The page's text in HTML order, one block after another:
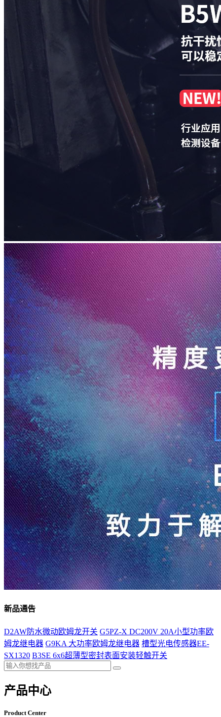
新品通告
D2AW防水微动欧姆龙开关 G5PZ-X DC200V 20A小型功率欧
姆龙继电器 G9KA 大功率欧姆龙继电器 槽型光电传感器EE-
SX1320 B3SE 6x6超薄型密封表面安装轻触开关
产品中心
Product Center